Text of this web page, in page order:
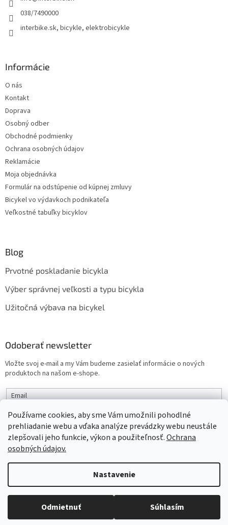
Používame cookies, aby sme Vám umožnili pohodlné
prehliadanie webu a vďaka analýze prevádzky webu neustále
zlepšovali jeho funkcie, výkon a použiteľnosť.Ochrana
osobných údajov.
Nastavenie
Odmietnuť Súhlasím
Objednaný tovar si môžete prevziať osobne v predajni SELEKTRA,
Družstevná 1143/24, Partizánske, tel.: 038/7490000. Všetok tovar je
038/7490000
interbike.sk, bicykle, elektrobicykle
Informácie
O nás
Kontakt
Doprava
Osobný odber
Obchodné podmienky
Ochrana osobných údajov
Reklamácie
Moja objednávka
Formulár na odstúpenie od kúpnej zmluvy
Bicykel vo výdavkoch podnikateľa
Veľkostné tabuľky bicyklov
Blog
Prvotné poskladanie bicykla
Výber správnej veľkosti a typu bicykla
Užitočná výbava na bicykel
Odoberať newsletter
Vložte svoj e-mail a my Vám budeme zasielať informácie o nových
produktoch na našom e-shope.
Email
PRIHLÁSIŤ SA
Copyright 2026interbike. Všetky práva vyhradené.Upraviť